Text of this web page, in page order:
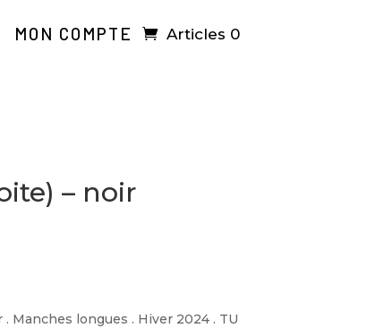
MON COMPTE Articles 0
– noir
Manches longues . Hiver 2024 . TU